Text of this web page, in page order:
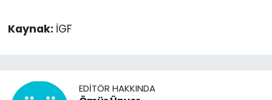
Kaynak: İGF
EDITÖR HAKKINDA